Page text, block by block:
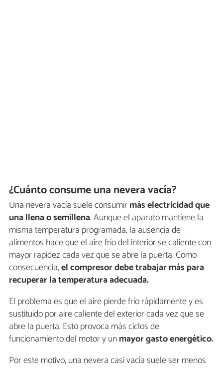
¿Cuánto consume una nevera vacía?
Una nevera vacía suele consumirmás electricidad que
una llena o semillena. Aunque el aparato mantiene la
misma temperatura programada, la ausencia de
alimentos hace que el aire frío del interior se caliente con
mayor rapidez cada vez que se abre la puerta. Como
consecuencia,el compresor debe trabajar más para
recuperar la temperatura adecuada.
El problema es que el aire pierde frío rápidamente y es
sustituido por aire caliente del exterior cada vez que se
abre la puerta. Esto provoca más ciclos de
funcionamiento del motor y unmayor gasto energético.
Por este motivo, una nevera casi vacía suele ser menos